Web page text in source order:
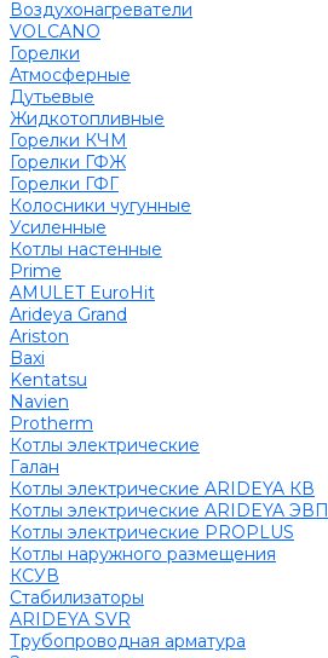
Воздухонагреватели
VOLCANO
Горелки
Атмосферные
Дутьевые
Жидкотопливные
Горелки КЧМ
Горелки ГФЖ
Горелки ГФГ
Колосники чугунные
Усиленные
Котлы настенные
Prime
AMULET EuroHit
Arideya Grand
Ariston
Baxi
Kentatsu
Navien
Protherm
Котлы электрические
Галан
Котлы электрические ARIDEYA КВ
Котлы электрические ARIDEYA ЭВП
Котлы электрические PROPLUS
Котлы наружного размещения
КСУВ
Стабилизаторы
ARIDEYA SVR
Трубопроводная арматура